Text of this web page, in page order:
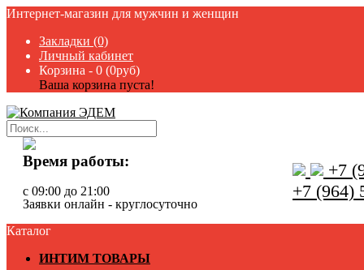
Интернет-магазин для мужчин и женщин
Закладки (0)
Личный кабинет
Корзина - 0 (0руб)
Ваша корзина пуста!
Время работы:
с 09:00 до 21:00
Заявки онлайн - круглосуточно
+7
+7 (964)
Каталог
ИНТИМ ТОВАРЫ